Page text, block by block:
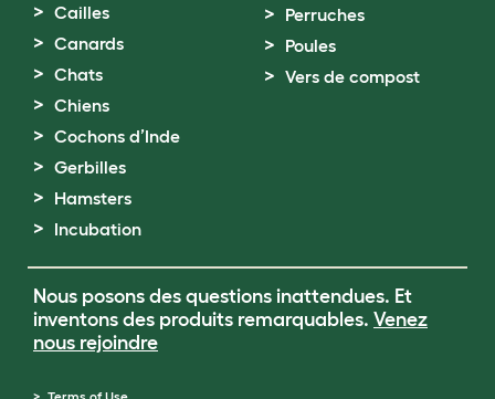
Cailles
Canards
Chats
Chiens
Cochons d’Inde
Gerbilles
Hamsters
Incubation
Perruches
Poules
Vers de compost
Nous posons des questions inattendues. Et
inventons des produits remarquables. Venez
nous rejoindre